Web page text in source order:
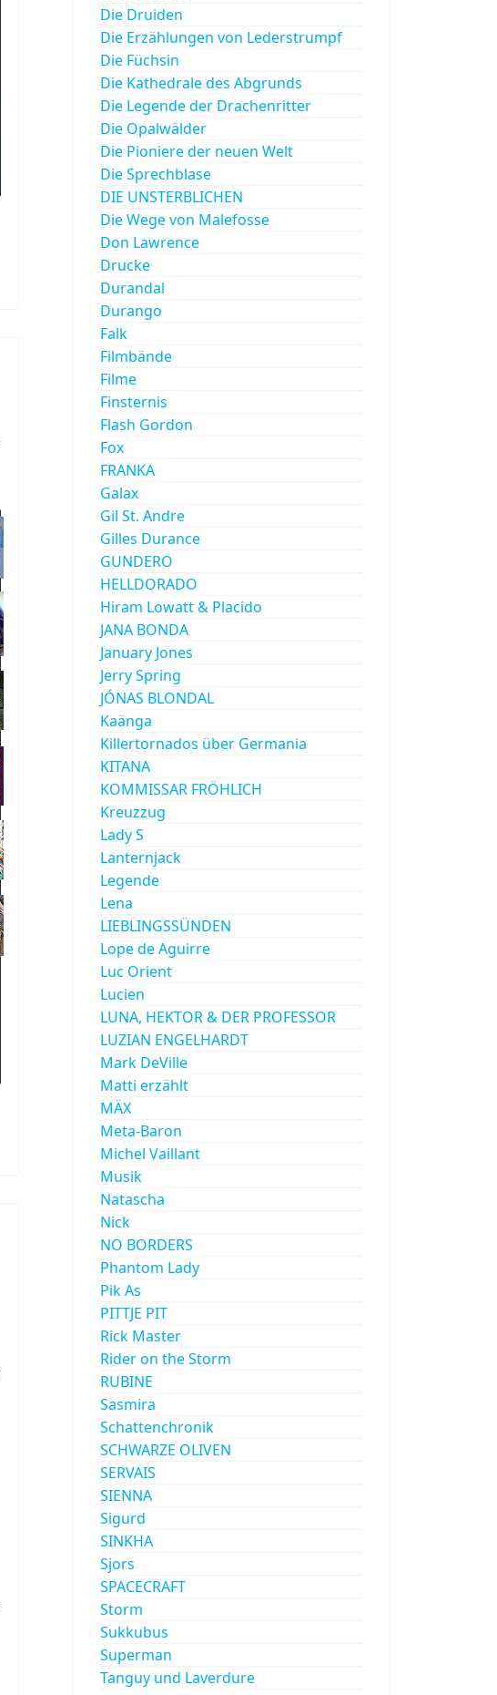
Die Druiden
Die Erzählungen von Lederstrumpf
Die Füchsin
Die Kathedrale des Abgrunds
Die Legende der Drachenritter
Die Opalwälder
Die Pioniere der neuen Welt
Die Sprechblase
DIE UNSTERBLICHEN
Die Wege von Malefosse
Don Lawrence
Drucke
Durandal
Durango
Falk
Filmbände
Filme
Finsternis
Flash Gordon
Fox
FRANKA
Galax
Gil St. Andre
Gilles Durance
GUNDERO
HELLDORADO
Hiram Lowatt & Placido
JANA BONDA
January Jones
Jerry Spring
JÓNAS BLONDAL
Kaänga
Killertornados über Germania
KITANA
KOMMISSAR FRÖHLICH
Kreuzzug
Lady S
Lanternjack
Legende
Lena
LIEBLINGSSÜNDEN
Lope de Aguirre
Luc Orient
Lucien
LUNA, HEKTOR & DER PROFESSOR
LUZIAN ENGELHARDT
Mark DeVille
Matti erzählt
MÄX
Meta-Baron
Michel Vaillant
Musik
Natascha
Nick
NO BORDERS
Phantom Lady
Pik As
PITTJE PIT
Rick Master
Rider on the Storm
RUBINE
Sasmira
Schattenchronik
SCHWARZE OLIVEN
SERVAIS
SIENNA
Sigurd
SINKHA
Sjors
SPACECRAFT
Storm
Sukkubus
Superman
Tanguy und Laverdure